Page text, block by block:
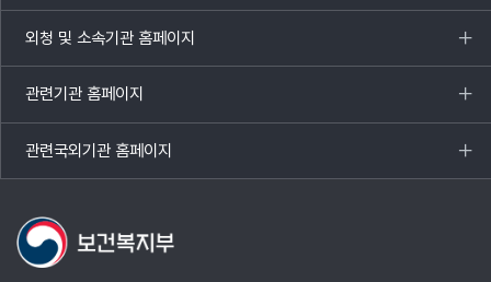
열기
외청 및 소속기관 홈페이지
목록
열기
관련기관 홈페이지
목록
열기
관련국외기관 홈페이지
목록
열기